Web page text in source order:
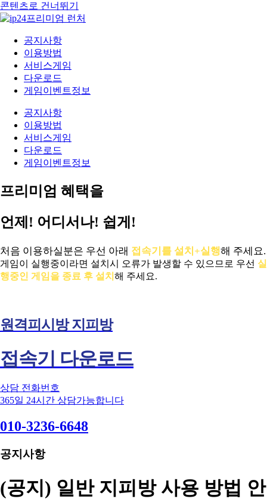
콘텐츠로 건너뛰기
공지사항
이용방법
서비스게임
다운로드
게임이벤트정보
공지사항
이용방법
서비스게임
다운로드
게임이벤트정보
프리미엄 혜택을
언제! 어디서나! 쉽게!
처음 이용하실분은 우선 아래 접속기를 설치+실행해 주세요.
게임이 실행중이라면 설치시 오류가 발생할 수 있으므로 우선 실
행중인 게임을 종료 후 설치 해 주세요.
원격피시방 지피방
접속기 다운로드
상담 전화번호
365일 24시간 상담가능합니다
010-3236-6648
공지사항
(공지) 일반 지피방 사용 방법 안